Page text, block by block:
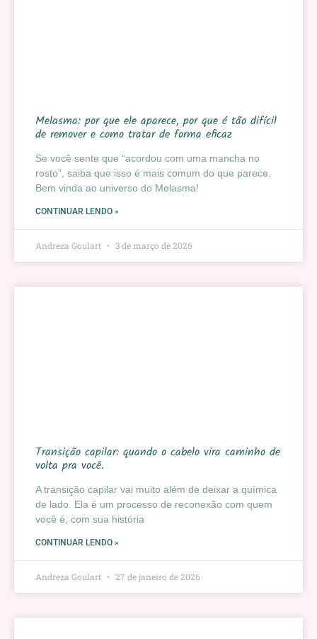
Melasma: por que ele aparece, por que é tão difícil
de remover e como tratar de forma eficaz
Se você sente que “acordou com uma mancha no
rosto”, saiba que isso é mais comum do que parece.
Bem vinda ao universo do Melasma!
CONTINUAR LENDO »
Andreza Goulart 3 de março de 2026
Transição capilar: quando o cabelo vira caminho de
volta pra você.
A transição capilar vai muito além de deixar a química
de lado. Ela é um processo de reconexão com quem
você é, com sua história
CONTINUAR LENDO »
Andreza Goulart 27 de janeiro de 2026